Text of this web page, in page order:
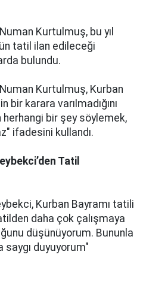
Kurtulmuş, bu yıl
tatil ilan edileceği
bulundu.
Kurtulmuş, Kurban
bir karara varılmadığını
bir şey söylemek,
ifadesini kullandı.
Tatil
Kurban Bayramı tatili
daha çok çalışmaya
düşünüyorum. Bununla
saygı duyuyorum"